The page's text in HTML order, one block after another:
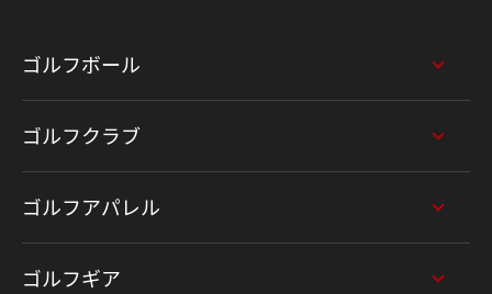
ゴルフボール
ゴルフクラブ
ゴルフアパレル
ゴルフギア